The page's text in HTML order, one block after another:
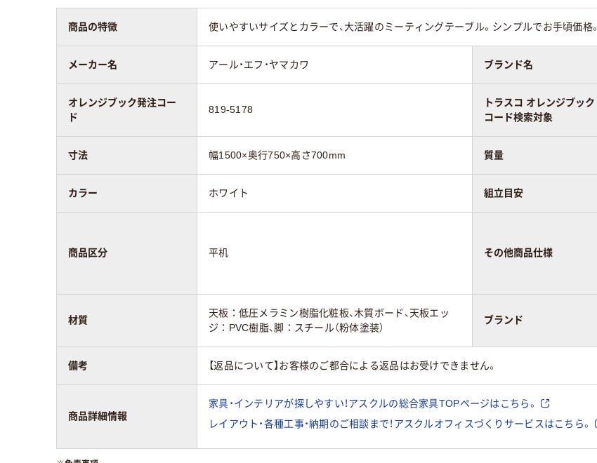
商品の特徴 使いやすいサイズとカラーで、大活躍のミーティングテーブル。シンプルでお手頃価格。
メーカー名 アール・エフ・ヤマカワ ブランド名
オレンジブック発注コー
ド
819-5178
トラスコ オレンジブック
コード検索対象
寸法 幅1500×奥行750×高さ700mm 質量
カラー ホワイト 組立目安
商品区分 平机 その他商品仕様
材質
天板：低圧メラミン樹脂化粧板、木質ボード、天板エッ
ジ：PVC樹脂、脚：スチール（粉体塗装）
ブランド
備考 【返品について】お客様のご都合による返品はお受けできません。
商品詳細情報
家具・インテリアが探しやすい！アスクルの総合家具TOPページはこちら。
レイアウト・各種工事・納期のご相談まで！アスクルオフィスづくりサービスはこちら。